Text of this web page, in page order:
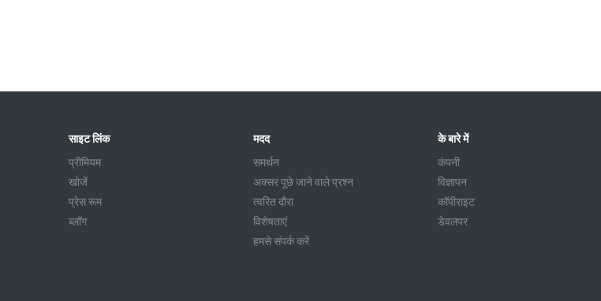
साइट लिंक
प्रीमियम
खोजें
प्रेस रूम
ब्लॉग
मदद
समर्थन
अक्सर पूछे जाने वाले प्रश्न
त्वरित दौरा
विशेषताएं
हमसे संपर्क करें
के बारे में
कंपनी
विज्ञापन
कॉपीराइट
डेवलपर